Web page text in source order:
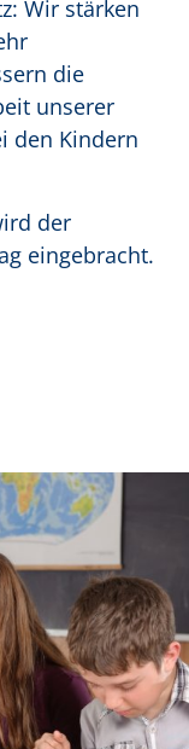
Wir stärken
die
unserer
den Kindern
der
eingebracht.